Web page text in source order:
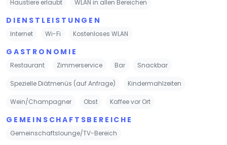
Haustiere erlaubt WLAN in allen Bereichen
DIENSTLEISTUNGEN
Internet Wi-Fi Kostenloses WLAN
GASTRONOMIE
Restaurant Zimmerservice Bar Snackbar
Spezielle Diätmenüs (auf Anfrage) Kindermahlzeiten
Wein/Champagner Obst Kaffee vor Ort
GEMEINSCHAFTSBEREICHE
Gemeinschaftslounge/TV-Bereich